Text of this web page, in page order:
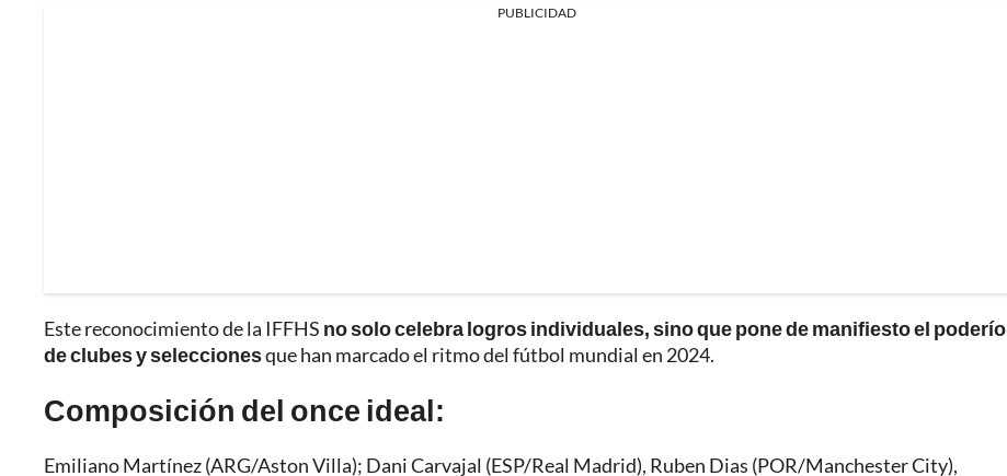
PUBLICIDAD
Este reconocimiento de la IFFHS no solo celebra logros individuales, sino que pone de manifiesto el poderío
de clubes y seleccionesque han marcado el ritmo del fútbol mundial en 2024.
Composición del once ideal:
Emiliano Martínez (ARG/Aston Villa); Dani Carvajal (ESP/Real Madrid), Ruben Dias (POR/Manchester City),